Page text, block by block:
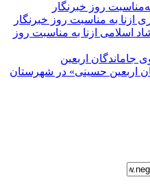
روز خبرنگار
ازنا به مناسبت روز خبرنگار
اسلامی ازنا به مناسبت روز
جاماندگان اربعین
اربعین حسینی» در شهرستان